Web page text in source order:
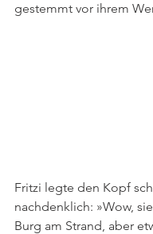
gestemmt vor ihrem
Fritzi legte den Kopf
nachdenklich: »Wow,
Burg am Strand, aber